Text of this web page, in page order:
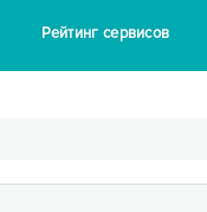
Рейтинг сервисов